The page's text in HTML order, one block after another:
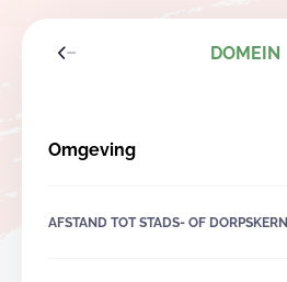
DOMEIN
Omgeving
AFSTAND TOT STADS- OF DORPSKERN